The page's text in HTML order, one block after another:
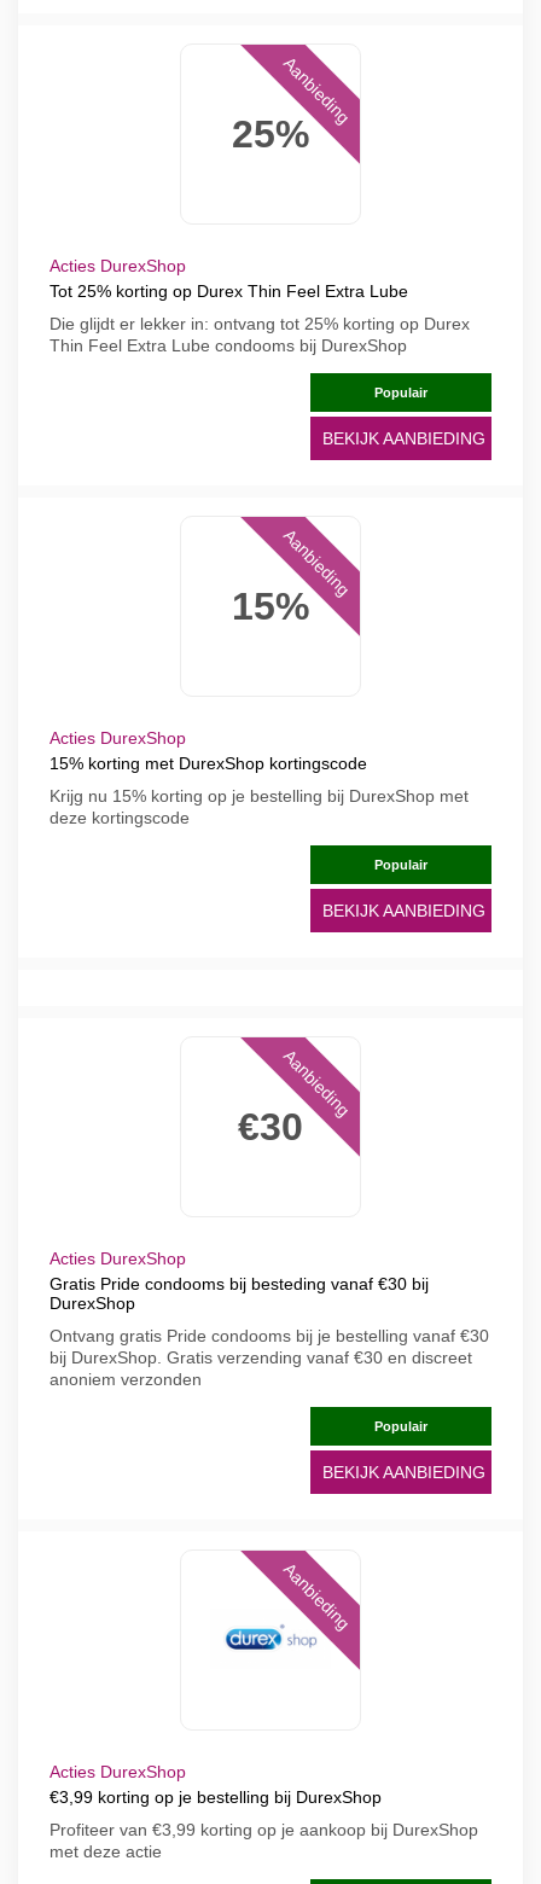
25%
Aanbieding
Acties DurexShop
Tot 25% korting op Durex Thin Feel Extra Lube
Die glijdt er lekker in: ontvang tot 25% korting op Durex
Thin Feel Extra Lube condooms bij DurexShop
Populair
BEKIJK AANBIEDING
15%
Aanbieding
Acties DurexShop
15% korting met DurexShop kortingscode
Krijg nu 15% korting op je bestelling bij DurexShop met
deze kortingscode
Populair
BEKIJK AANBIEDING
€30
Aanbieding
Acties DurexShop
Gratis Pride condooms bij besteding vanaf €30 bij
DurexShop
Ontvang gratis Pride condooms bij je bestelling vanaf €30
bij DurexShop. Gratis verzending vanaf €30 en discreet
anoniem verzonden
Populair
BEKIJK AANBIEDING
Aanbieding
Acties DurexShop
€3,99 korting op je bestelling bij DurexShop
Profiteer van €3,99 korting op je aankoop bij DurexShop
met deze actie